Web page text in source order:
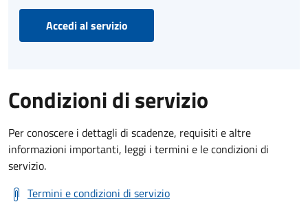
Accedi al servizio
Condizioni di servizio
Per conoscere i dettagli di scadenze, requisiti e altre
informazioni importanti, leggi i termini e le condizioni di
servizio.
Termini e condizioni di servizio